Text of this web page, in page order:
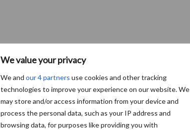
We value your privacy
We and our 4 partners use cookies and other tracking
technologies to improve your experience on our website. We
may store and/or access information from your device and
process the personal data, such as your IP address and
browsing data, for purposes like providing you with